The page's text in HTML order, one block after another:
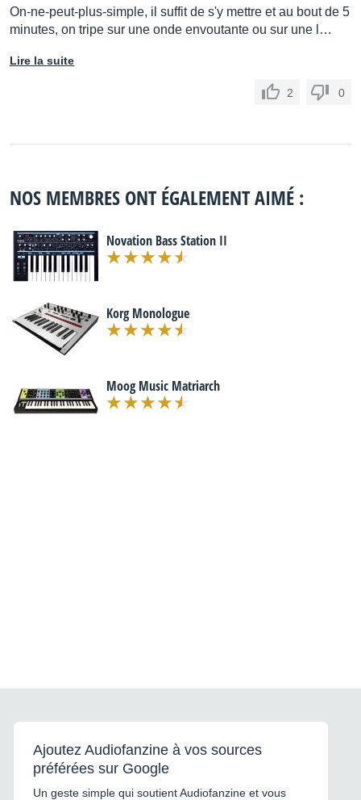
On-ne-peut-plus-simple, il suffit de s'y mettre et au bout de 5
minutes, on tripe sur une onde envoutante ou sur une l…
Lire la suite
2 0
NOS MEMBRES ONT ÉGALEMENT AIMÉ :
Novation Bass Station II
Korg Monologue
Moog Music Matriarch
Ajoutez Audiofanzine à vos sources
préférées sur Google
Un geste simple qui soutient Audiofanzine et vous